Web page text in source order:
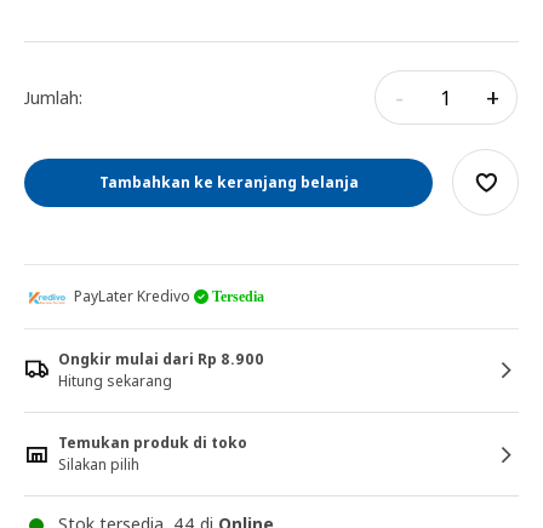
Jumlah: - +
Tambahkan ke keranjang belanja
PayLater Kredivo Tersedia
Ongkir mulai dari Rp 8.900
Hitung sekarang
Temukan produk di toko
Silakan pilih